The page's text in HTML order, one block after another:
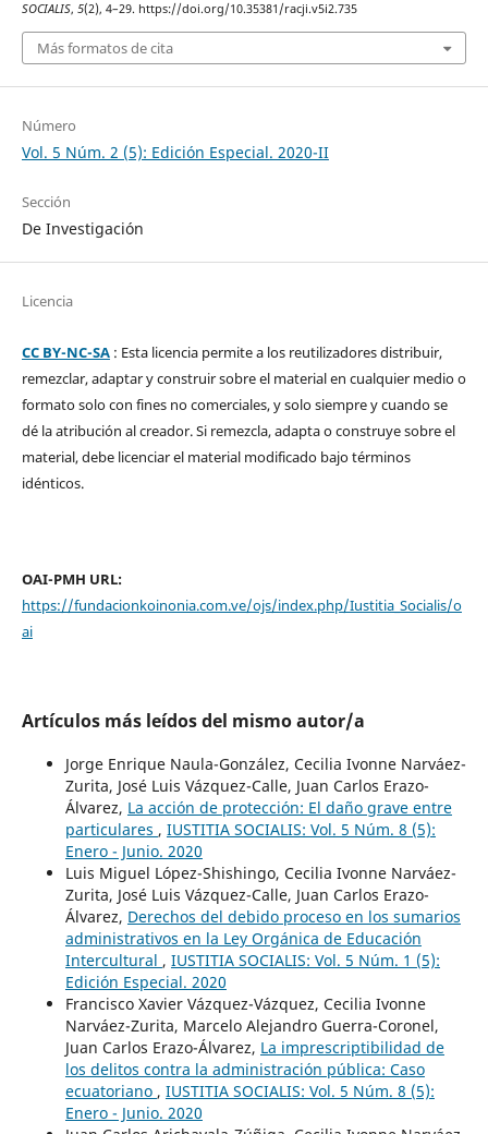
SOCIALIS, 5(2), 4–29. https://doi.org/10.35381/racji.v5i2.735
Más formatos de cita
Número
Vol. 5 Núm. 2 (5): Edición Especial. 2020-II
Sección
De Investigación
Licencia
CC BY-NC-SA: Esta licencia permite a los reutilizadores distribuir,
remezclar, adaptar y construir sobre el material en cualquier medio o
formato solo con fines no comerciales, y solo siempre y cuando se
dé la atribución al creador. Si remezcla, adapta o construye sobre el
material, debe licenciar el material modificado bajo términos
idénticos.
OAI-PMH URL:
https://fundacionkoinonia.com.ve/ojs/index.php/Iustitia_Socialis/o
ai
Artículos más leídos del mismo autor/a
Jorge Enrique Naula-González, Cecilia Ivonne Narváez-
Zurita, José Luis Vázquez-Calle, Juan Carlos Erazo-
Álvarez, La acción de protección: El daño grave entre
particulares , IUSTITIA SOCIALIS: Vol. 5 Núm. 8 (5):
Enero - Junio. 2020
Luis Miguel López-Shishingo, Cecilia Ivonne Narváez-
Zurita, José Luis Vázquez-Calle, Juan Carlos Erazo-
Álvarez, Derechos del debido proceso en los sumarios
administrativos en la Ley Orgánica de Educación
Intercultural , IUSTITIA SOCIALIS: Vol. 5 Núm. 1 (5):
Edición Especial. 2020
Francisco Xavier Vázquez-Vázquez, Cecilia Ivonne
Narváez-Zurita, Marcelo Alejandro Guerra-Coronel,
Juan Carlos Erazo-Álvarez, La imprescriptibilidad de
los delitos contra la administración pública: Caso
ecuatoriano , IUSTITIA SOCIALIS: Vol. 5 Núm. 8 (5):
Enero - Junio. 2020